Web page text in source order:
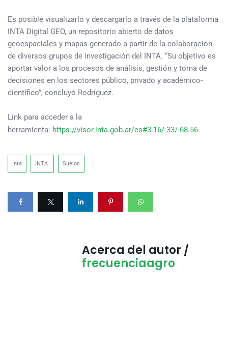
Es posible visualizarlo y descargarlo a través de la plataforma
INTA Digital GEO, un repositorio abierto de datos
geoespaciales y mapas generado a partir de la colaboración
de diversos grupos de investigación del INTA. “Su objetivo es
aportar valor a los procesos de análisis, gestión y toma de
decisiones en los sectores público, privado y académico-
científico”, concluyó Rodríguez.
Link para acceder a la
herramienta: https://visor.inta.gob.ar/es#3.16/-33/-68.56
Inta INTA. Suelos
Acerca del autor /
frecuenciaagro